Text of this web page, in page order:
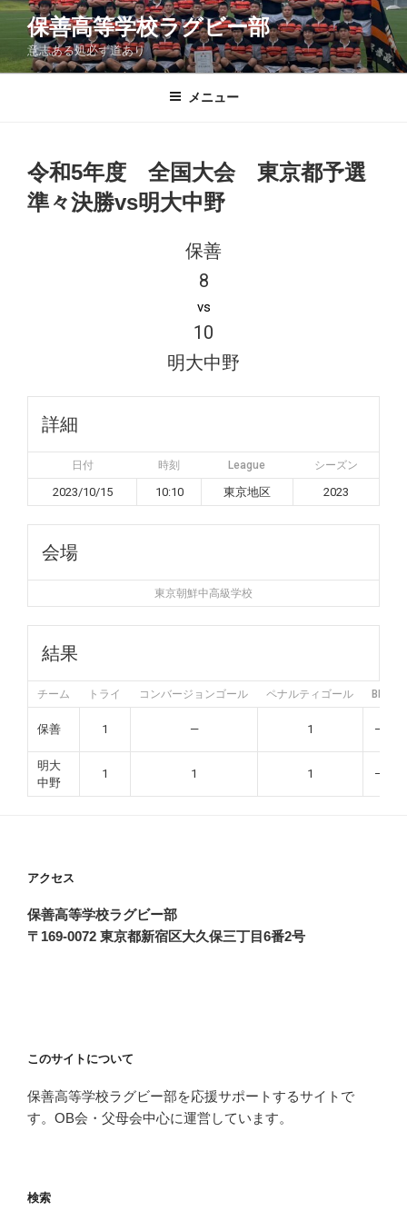
コ
ン
保善高等学校ラグビー部
意志ある処必ず道あり
メニュー
令和5年度 全国大会 東京都予選
準々決勝vs明大中野
保善
8
vs
10
明大中野
詳細
日付 時刻 League シーズン
2023/10/15 10:10 東京地区 2023
会場
東京朝鮮中高級学校
結果
チーム トライ コンバージョンゴール ペナルティゴール BP
保善 1 — 1 —
明大
中野
1 1 1 —
アクセス
保善高等学校ラグビー部
〒169-0072 東京都新宿区大久保三丁目6番2号
このサイトについて
保善高等学校ラグビー部を応援サポートするサイトで
す。OB会・父母会中心に運営しています。
検索